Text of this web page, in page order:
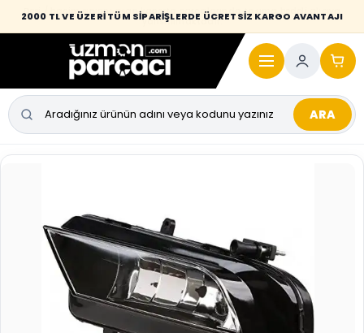
2000 TL VE ÜZERİ TÜM SİPARİŞLERDE ÜCRETSİZ KARGO AVANTAJI
Desi / hacim sınırını aşan kaporta parçalarında taşıma bedeli alıcıya
yansıtılmaktadır.
ARA